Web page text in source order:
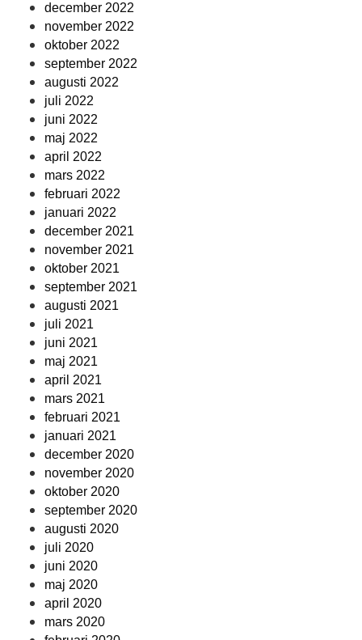
december 2022
november 2022
oktober 2022
september 2022
augusti 2022
juli 2022
juni 2022
maj 2022
april 2022
mars 2022
februari 2022
januari 2022
december 2021
november 2021
oktober 2021
september 2021
augusti 2021
juli 2021
juni 2021
maj 2021
april 2021
mars 2021
februari 2021
januari 2021
december 2020
november 2020
oktober 2020
september 2020
augusti 2020
juli 2020
juni 2020
maj 2020
april 2020
mars 2020